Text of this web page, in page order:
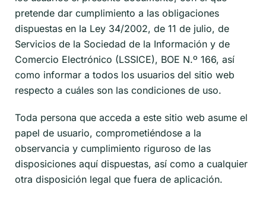
pretende dar cumplimiento a las obligaciones
dispuestas en la Ley 34/2002, de 11 de julio, de
Servicios de la Sociedad de la Información y de
Comercio Electrónico (LSSICE), BOE N.º 166, así
como informar a todos los usuarios del sitio web
respecto a cuáles son las condiciones de uso.
Toda persona que acceda a este sitio web asume el
papel de usuario, comprometiéndose a la
observancia y cumplimiento riguroso de las
disposiciones aquí dispuestas, así como a cualquier
otra disposición legal que fuera de aplicación.